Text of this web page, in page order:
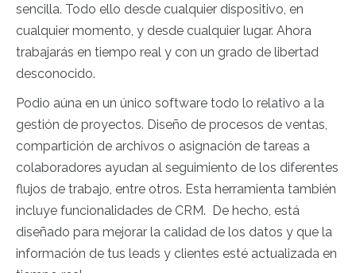
sencilla. Todo ello desde cualquier dispositivo, en
cualquier momento, y desde cualquier lugar. Ahora
trabajarás en tiempo real y con un grado de libertad
desconocido.
Podio aúna en un único software todo lo relativo a la
gestión de proyectos. Diseño de procesos de ventas,
compartición de archivos o asignación de tareas a
colaboradores ayudan al seguimiento de los diferentes
flujos de trabajo, entre otros. Esta herramienta también
incluye funcionalidades de CRM. De hecho, está
diseñado para mejorar la calidad de los datos y que la
información de tus leads y clientes esté actualizada en